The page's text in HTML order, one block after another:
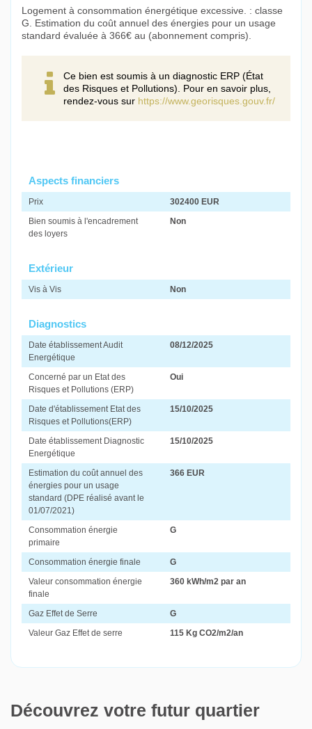
Logement à consommation énergétique excessive. : classe
G. Estimation du coût annuel des énergies pour un usage
standard évaluée à 366€ au (abonnement compris).
Ce bien est soumis à un diagnostic ERP (État
des Risques et Pollutions). Pour en savoir plus,
rendez-vous sur https://www.georisques.gouv.fr/
Aspects financiers
Prix
302400 EUR
Bien soumis à l'encadrement
des loyers
Non
Extérieur
Vis à Vis Non
Diagnostics
Date établissement Audit
Energétique
08/12/2025
Concerné par un Etat des
Risques et Pollutions (ERP)
Oui
Date d'établissement Etat des
Risques et Pollutions(ERP)
15/10/2025
Date établissement Diagnostic
Energétique
15/10/2025
Estimation du coût annuel des
énergies pour un usage
standard (DPE réalisé avant le
01/07/2021)
366 EUR
Consommation énergie
primaire
G
Consommation énergie finale
G
Valeur consommation énergie
finale
360 kWh/m2 par an
Gaz Effet de Serre
G
Valeur Gaz Effet de serre
115 Kg CO2/m2/an
Découvrez votre futur quartier